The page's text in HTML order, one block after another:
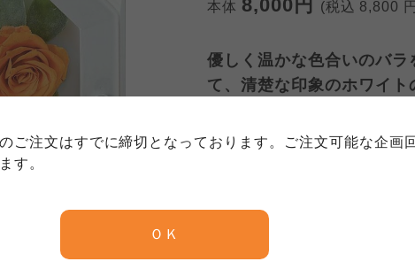
ご注文はすでに締切となっております。ご注文可能な企画回
す。
ＯＫ
本体 8,000円 (税込 8,800
優しく温かな色合いのバラ
て、清楚な印象のホワイト
数量
（ご利用規約・ご利用規程）につ
受けて、コープきんき事業連合が運営しています。ご自身
ください。なお、クチコミ投稿については、利用約款の細則
個人情報保護方針について
受けて、コープきんき事業連合が運営しています。お預か
協の「個人情報保護方針」にもどづいて、コープ事業連合
人情報保護方針」については各生協のボタンをクリックし
ならコープ
商取引法に基づく表記について
受けて、コープきんき事業連合が運営しています。販売責
について」については各生協のボタンをクリックしてご確